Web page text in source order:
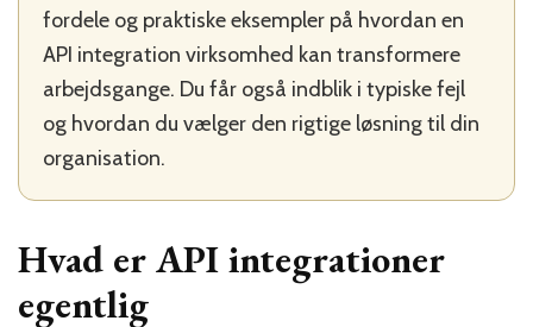
fordele og praktiske eksempler på hvordan en
API integration virksomhed kan transformere
arbejdsgange. Du får også indblik i typiske fejl
og hvordan du vælger den rigtige løsning til din
organisation.
Hvad er API integrationer
egentlig